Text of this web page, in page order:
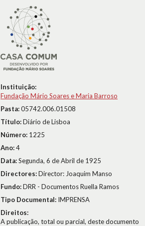
Instituição:
Fundação Mário Soares e Maria Barroso
Pasta:05742.006.01508
Título:Diário de Lisboa
Número: 1225
Ano:4
Data:Segunda, 6 de Abril de 1925
Directores:Director: Joaquim Manso
Fundo:DRR - Documentos Ruella Ramos
Tipo Documental: IMPRENSA
Direitos:
A publicação, total ou parcial, deste documento